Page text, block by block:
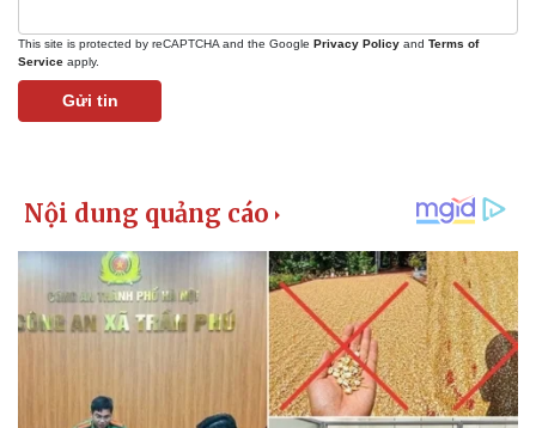
This site is protected by reCAPTCHA and the Google Privacy Policy and Terms of
Service apply.
Gửi tin